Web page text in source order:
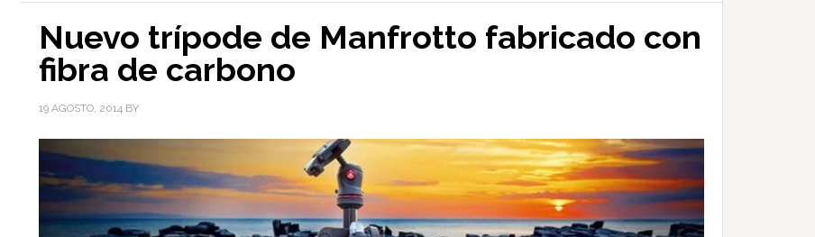
Nuevo trípode de Manfrotto fabricado con
fibra de carbono
19 AGOSTO, 2014 BY